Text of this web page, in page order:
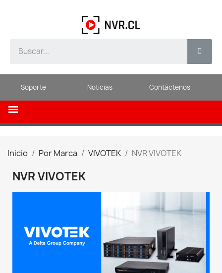
Soporte Noticias Contáctenos
Inicio Por Marca VIVOTEK NVR VIVOTEK
NVR VIVOTEK